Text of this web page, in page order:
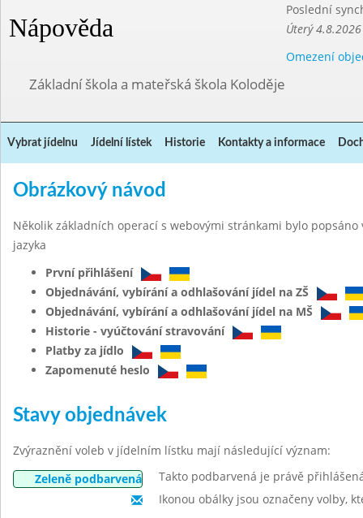
Nápověda
Poslední
Úterý
Omezení
Základní škola a mateřská škola Koloděje
Vybrat jídelnu Jídelní lístek Historie Kontakty a informace
Obrázkový návod
Několik základních operací s webovými stránkami bylo
jazyka
První přihlášení
Objednávání, vybírání a odhlašování jídel na ZŠ
Objednávání, vybírání a odhlašování jídel na MŠ
Historie - vyúčtování stravování
Platby za jídlo
Zapomenuté heslo
Stavy objednávek
Zvýraznění voleb v jídelním lístku mají následující význam:
Zeleně podbarvená
Takto podbarvená je právě
Ikonou obálky jsou označeny volby,